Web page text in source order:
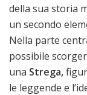
della sua storia
un secondo
Nella parte
possibile
una Strega,
le leggende e